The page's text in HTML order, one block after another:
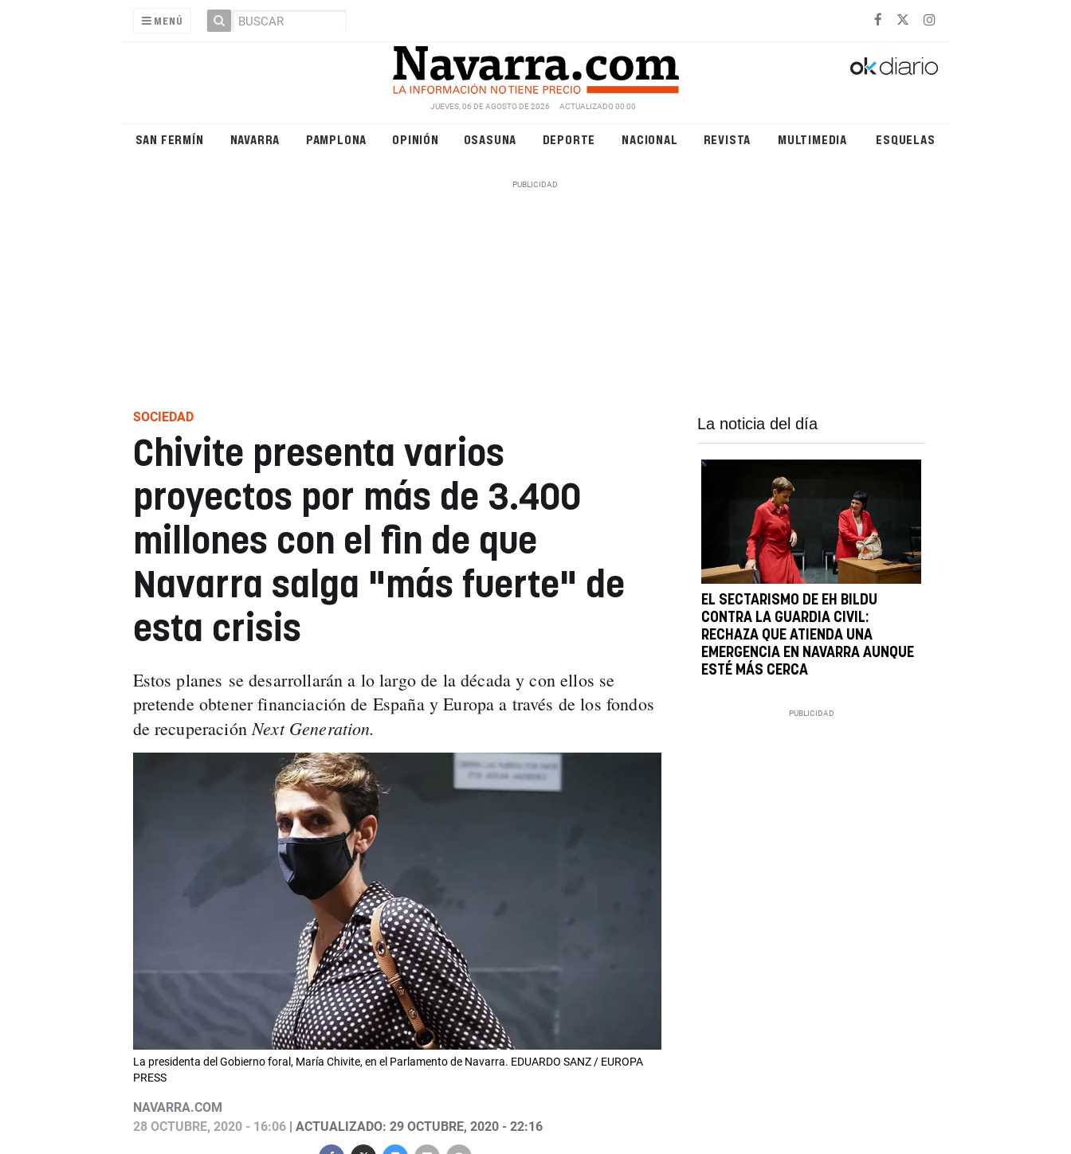
MENÚ
JUEVES, 06 DE AGOSTO DE 2026 ACTUALIZADO 00:00
SAN FERMÍN NAVARRA PAMPLONA OPINIÓN OSASUNA DEPORTE NACIONAL REVISTA MULTIMEDIA ESQUELAS
SOCIEDAD
Chivite presenta varios
proyectos por más de 3.400
millones con el fin de que
Navarra salga "más fuerte" de
esta crisis
Estos planes se desarrollarán a lo largo de la década y con ellos se
pretende obtener financiación de España y Europa a través de los fondos
de recuperaciónNext Generation.
La presidenta del Gobierno foral, María Chivite, en el Parlamento de Navarra. EDUARDO SANZ / EUROPA
PRESS
NAVARRA.COM
28 OCTUBRE, 2020 - 16:06| ACTUALIZADO: 29 OCTUBRE, 2020 - 22:16
La noticia del día
EL SECTARISMO DE EH BILDU
CONTRA LA GUARDIA CIVIL:
RECHAZA QUE ATIENDA UNA
EMERGENCIA EN NAVARRA AUNQUE
ESTÉ MÁS CERCA